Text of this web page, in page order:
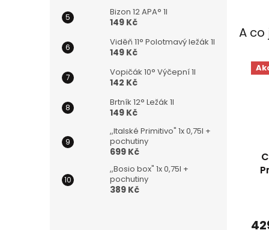
Bizon 12 APA° 1l
149 Kč
Viděň 11° Polotmavý ležák 1l
149 Kč
Vopičák 10° Výčepní 1l
142 Kč
Brtník 12° Ležák 1l
149 Kč
,,Italské Primitivo" 1x 0,75l +
pochutiny
699 Kč
,,Bosio box" 1x 0,75l +
pochutiny
389 Kč
A co